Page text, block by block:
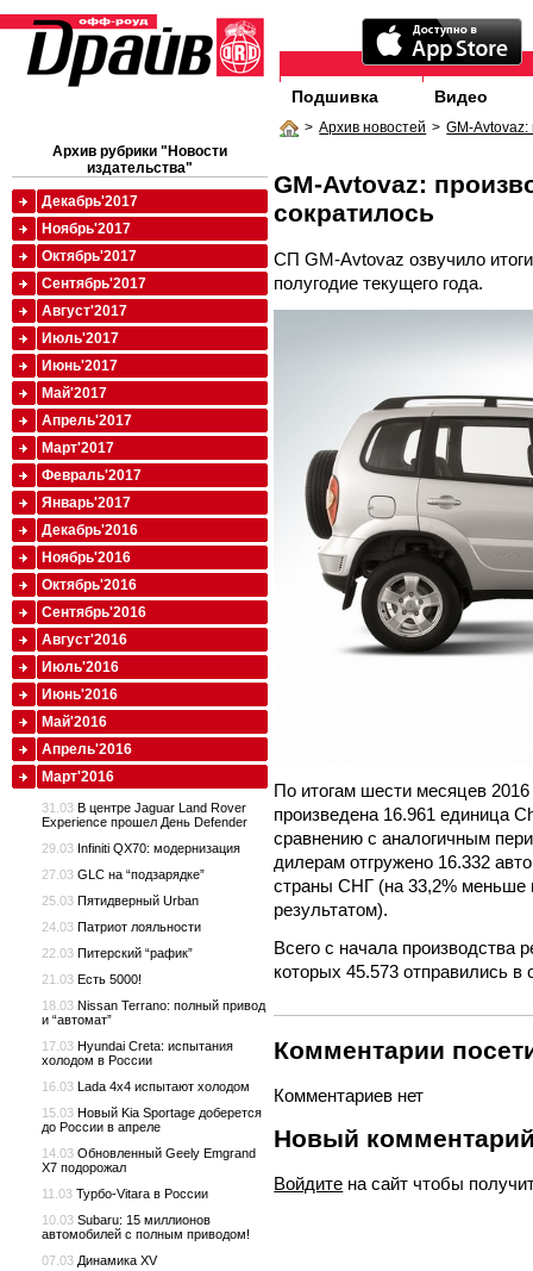
Подшивка Видео
> Архив новостей > GM-Avtovaz:
GM-Avtovaz:
сократилось
СП GM-Avtovaz озвучило
полугодие текущего года.
По итогам шести месяцев
произведена 16.961 единица
сравнению с аналогичным
дилерам отгружено 16.332
страны СНГ (на 33,2% меньше
результатом).
Всего с начала производства
которых 45.573 отправились
Комментарии
Комментариев нет
Новый
Войдите на сайт чтобы
Архив рубрики "Новости
издательства"
Декабрь'2017
Ноябрь'2017
Октябрь'2017
Сентябрь'2017
Август'2017
Июль'2017
Июнь'2017
Май'2017
Апрель'2017
Март'2017
Февраль'2017
Январь'2017
Декабрь'2016
Ноябрь'2016
Октябрь'2016
Сентябрь'2016
Август'2016
Июль'2016
Июнь'2016
Май'2016
Апрель'2016
Март'2016
31.03 В центре Jaguar Land Rover
Experience прошел День Defender
29.03 Infiniti QX70: модернизация
27.03 GLC на “подзарядке”
25.03 Пятидверный Urban
24.03 Патриот лояльности
22.03 Питерский “рафик”
21.03 Есть 5000!
18.03 Nissan Terrano: полный привод
и “автомат”
17.03 Hyundai Creta: испытания
холодом в России
16.03 Lada 4x4 испытают холодом
15.03 Новый Kia Sportage доберется
до России в апреле
14.03 Обновленный Geely Emgrand
X7 подорожал
11.03 Турбо-Vitara в России
10.03 Subaru: 15 миллионов
автомобилей с полным приводом!
07.03 Динамика XV